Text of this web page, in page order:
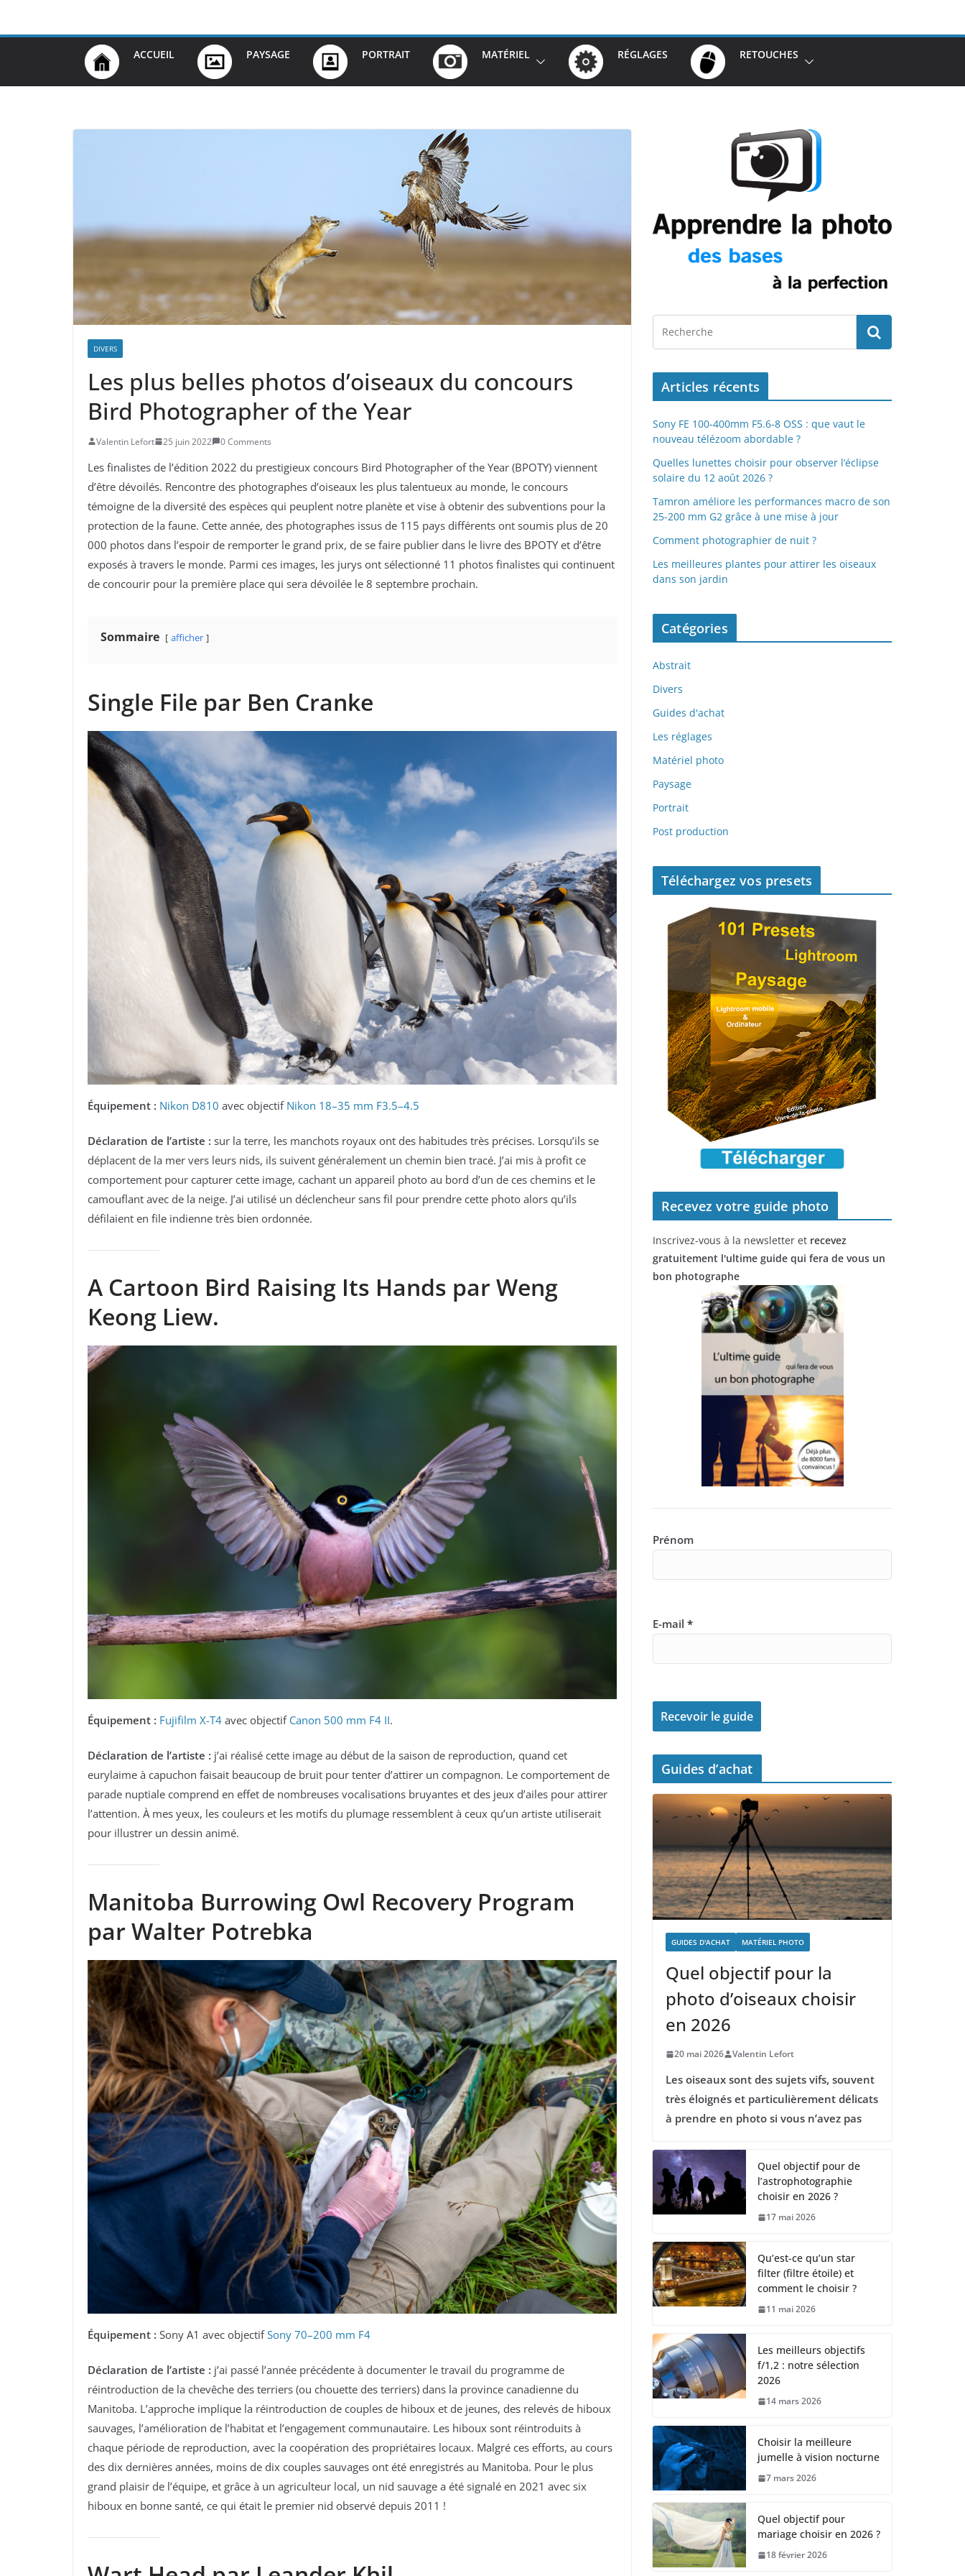
ACCUEIL PAYSAGE PORTRAIT MATÉRIEL RÉGLAGES RETOUCHES
DIVERS
Les plus belles photos d’oiseaux du concours
Bird Photographer of the Year
Valentin Lefort 25 juin 2022 0 Comments
Les finalistes de l’édition 2022 du prestigieux concours Bird Photographer of the Year (BPOTY) viennent
d’être dévoilés. Rencontre des photographes d’oiseaux les plus talentueux au monde, le concours
témoigne de la diversité des espèces qui peuplent notre planète et vise à obtenir des subventions pour la
protection de la faune. Cette année, des photographes issus de 115 pays différents ont soumis plus de 20
000 photos dans l’espoir de remporter le grand prix, de se faire publier dans le livre des BPOTY et d’être
exposés à travers le monde. Parmi ces images, les jurys ont sélectionné 11 photos finalistes qui continuent
de concourir pour la première place qui sera dévoilée le 8 septembre prochain.
Sommaire afficher
Single File par Ben Cranke
Équipement : Nikon D810 avec objectif Nikon 18–35 mm F3.5–4.5
Déclaration de l’artiste : sur la terre, les manchots royaux ont des habitudes très précises. Lorsqu’ils se
déplacent de la mer vers leurs nids, ils suivent généralement un chemin bien tracé. J’ai mis à profit ce
comportement pour capturer cette image, cachant un appareil photo au bord d’un de ces chemins et le
camouflant avec de la neige. J’ai utilisé un déclencheur sans fil pour prendre cette photo alors qu’ils
défilaient en file indienne très bien ordonnée.
A Cartoon Bird Raising Its Hands par Weng
Keong Liew.
Équipement : Fujifilm X-T4 avec objectif Canon 500 mm F4 II.
Déclaration de l’artiste : j’ai réalisé cette image au début de la saison de reproduction, quand cet
eurylaime à capuchon faisait beaucoup de bruit pour tenter d’attirer un compagnon. Le comportement de
parade nuptiale comprend en effet de nombreuses vocalisations bruyantes et des jeux d’ailes pour attirer
l’attention. À mes yeux, les couleurs et les motifs du plumage ressemblent à ceux qu’un artiste utiliserait
pour illustrer un dessin animé.
Manitoba Burrowing Owl Recovery Program
par Walter Potrebka
Équipement : Sony A1 avec objectifSony 70–200 mm F4
Déclaration de l’artiste : j’ai passé l’année précédente à documenter le travail du programme de
réintroduction de la chevêche des terriers (ou chouette des terriers) dans la province canadienne du
Manitoba. L’approche implique la réintroduction de couples de hiboux et de jeunes, des relevés de hiboux
sauvages, l’amélioration de l’habitat et l’engagement communautaire. Les hiboux sont réintroduits à
chaque période de reproduction, avec la coopération des propriétaires locaux. Malgré ces efforts, au cours
des dix dernières années, moins de dix couples sauvages ont été enregistrés au Manitoba. Pour le plus
grand plaisir de l’équipe, et grâce à un agriculteur local, un nid sauvage a été signalé en 2021 avec six
hiboux en bonne santé, ce qui était le premier nid observé depuis 2011 !
Articles récents
Sony FE 100-400mm F5.6-8 OSS : que vaut le
nouveau télézoom abordable ?
Quelles lunettes choisir pour observer l’éclipse
solaire du 12 août 2026 ?
Tamron améliore les performances macro de son
25-200 mm G2 grâce à une mise à jour
Comment photographier de nuit ?
Les meilleures plantes pour attirer les oiseaux
dans son jardin
Catégories
Abstrait
Divers
Guides d'achat
Les réglages
Matériel photo
Paysage
Portrait
Post production
Téléchargez vos presets
Recevez votre guide photo
Inscrivez-vous à la newsletter et recevez
gratuitement l'ultime guide qui fera de vous un
bon photographe
Prénom
E-mail *
Guides d’achat
GUIDES D'ACHAT MATÉRIEL PHOTO
Quel objectif pour la
photo d’oiseaux choisir
en 2026
20 mai 2026 Valentin Lefort
Les oiseaux sont des sujets vifs, souvent
très éloignés et particulièrement délicats
à prendre en photo si vous n’avez pas
Quel objectif pour de
l’astrophotographie
choisir en 2026 ?
17 mai 2026
Qu’est-ce qu’un star
filter (filtre étoile) et
comment le choisir ?
11 mai 2026
Les meilleurs objectifs
f/1,2 : notre sélection
2026
14 mars 2026
Choisir la meilleure
jumelle à vision nocturne
7 mars 2026
Quel objectif pour
mariage choisir en 2026 ?
18 février 2026